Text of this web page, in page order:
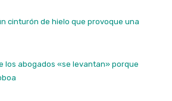
cinturón de hielo que provoque una
los abogados «se levantan» porque